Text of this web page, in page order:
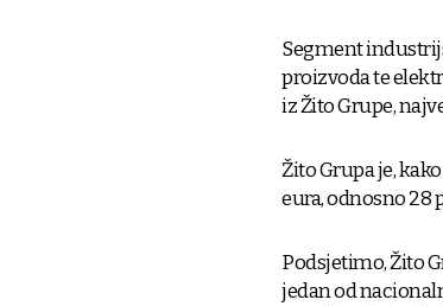
Segment
proizvoda te
iz Žito Grupe,
Žito Grupa je,
eura, odnosno 28
Podsjetimo, Žito
jedan od